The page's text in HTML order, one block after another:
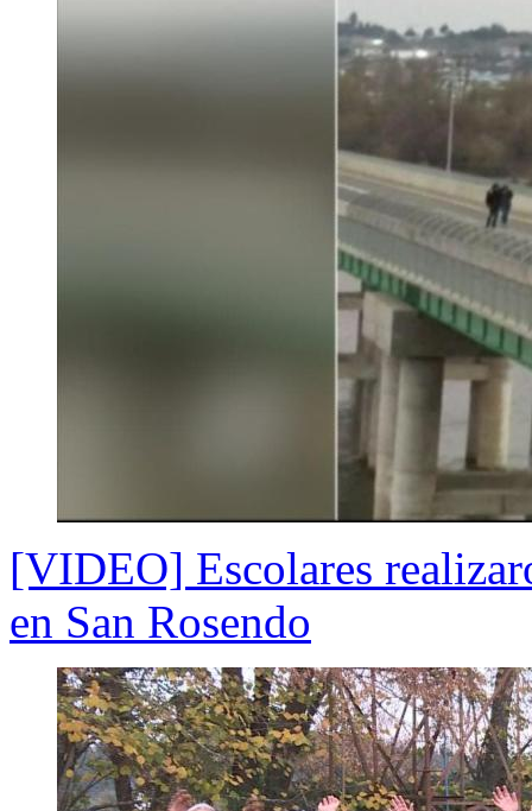
[VIDEO] Escolares
en San Rosendo